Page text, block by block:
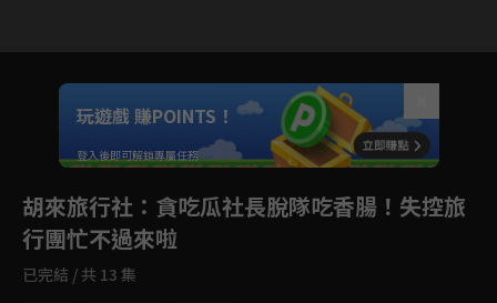
Unmute
玩遊戲 賺POINTS！
登入後即可解鎖專屬任務
胡來旅行社 ：貪吃瓜社長脫隊吃香腸！失控旅
行團忙不過來啦
已完結 / 共 13 集